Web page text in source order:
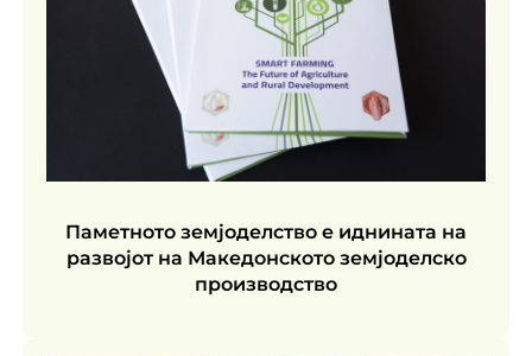
Паметното земјоделство е иднината на
развојот на Македонското земјоделско
производство